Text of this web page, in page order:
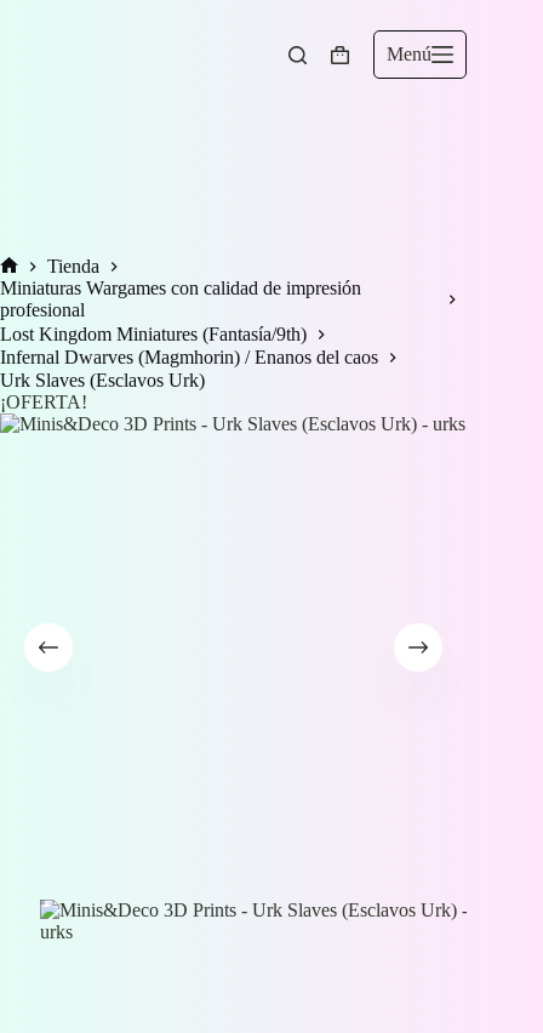
Carro
Menú
Inicio
Tienda
Miniaturas Wargames con calidad de impresión
profesional
Lost Kingdom Miniatures (Fantasía/9th)
Infernal Dwarves (Magmhorin) / Enanos del caos
Urk Slaves (Esclavos Urk)
¡OFERTA!